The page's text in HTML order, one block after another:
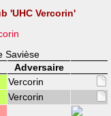
'UHC Vercorin'
Savièse
Adversaire
Vercorin
Vercorin